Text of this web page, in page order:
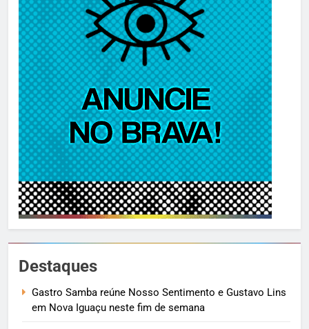
Destaques
Gastro Samba reúne Nosso Sentimento e Gustavo Lins
em Nova Iguaçu neste fim de semana